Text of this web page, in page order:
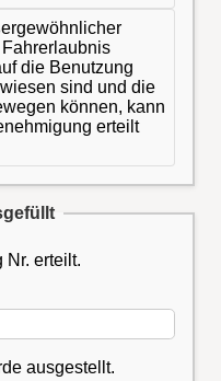
die Benutzung
sind und die
können, kann
erteilt
Nr. erteilt.
ausgestellt.